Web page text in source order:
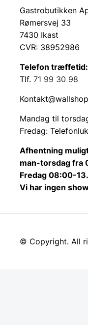
Gastrobutikken
Rømersvej 33
7430 Ikast
CVR: 38952986
Telefon træffetid:
Tlf. 71 99 30 98
Mandag til
Fredag:
Afhentning
man-torsdag fra
Fredag 08:00-
Vi har ingen
© Copyright. All